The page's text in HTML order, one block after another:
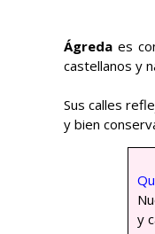
Ágreda es
castellanos y
Sus calles
y bien
y